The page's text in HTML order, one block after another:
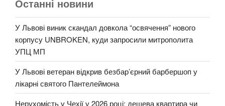
Останні новини
У Львові виник скандал довкола “освячення” нового
корпусу UNBROKEN, куди запросили митрополита
УПЦ МП
У Львові ветеран відкрив безбар’єрний барбершоп у
лікарні святого Пантелеймона
Нерухомість у Чехії у 2026 році: дешева квартира чи